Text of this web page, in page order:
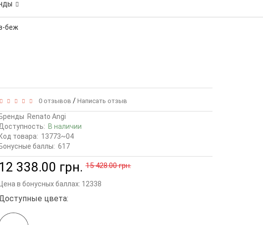
беж
0 отзывов / Написать отзыв
Бренды Renato Angi
В наличии
Код товара: 13773~04
Бонусные баллы: 617
12 338.00 грн. 15 428.00 грн.
Цена в бонусных баллах: 12338
цвета: